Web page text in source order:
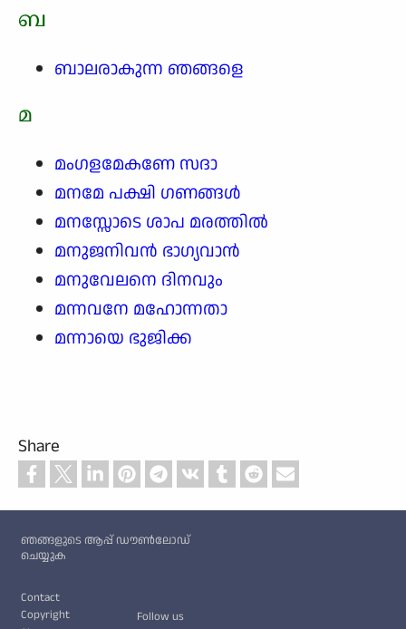
ബ
ബാലരാകുന്ന ഞങ്ങളെ
മ
മംഗളമേകണേ സദാ
മനമേ പക്ഷി ഗണങ്ങൾ
മനസ്സോടെ ശാപ മരത്തിൽ
മനുജനിവൻ ഭാഗ്യവാൻ
മനുവേലനെ ദിനവും
മന്നവനേ മഹോന്നതാ
മന്നായെ ഭുജിക്ക
Share
ഞങ്ങളുടെ ആപ്പ് ഡൗൺലോഡ്
ചെയ്യുക
Contact
Copyright
Follow us